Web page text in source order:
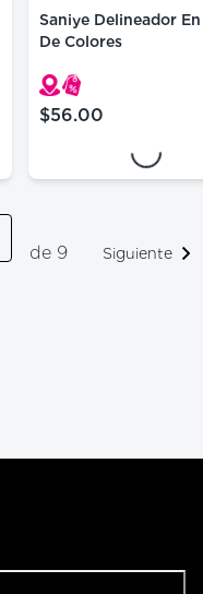
Saniye Delineador En
De Colores
$56.00
precio actual
de 9 Siguiente